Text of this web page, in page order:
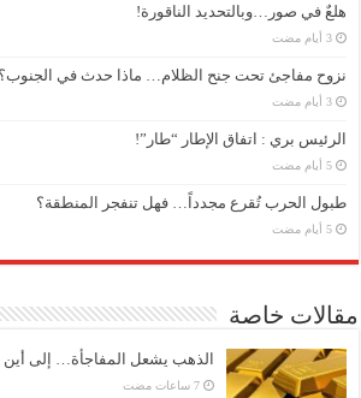
هلعٌ في صور…وبالتحديد الناقورة!
‏3 أيام مضت
نزوح مفاجئ تحت جنح الظلام… ماذا حدث في الجنوب؟
‏3 أيام مضت
الرئيس بري : اتفاق الإطار “طار”!
‏5 أيام مضت
طبول الحرب تُقرع مجدداً… فهل تنفجر المنطقة؟
‏5 أيام مضت
مقالات خاصة
الذهب يشعل المفاجأة… إلى
‏7 ساعات مضت